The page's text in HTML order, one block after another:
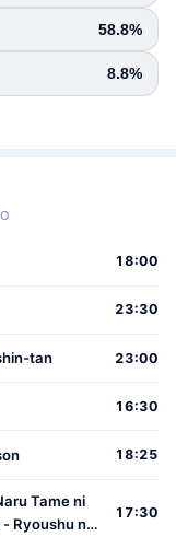
58.8%
8.8%
18:00
23:30
tan 23:00
16:30
18:25
Tame ni
Ryoushu no
17:30